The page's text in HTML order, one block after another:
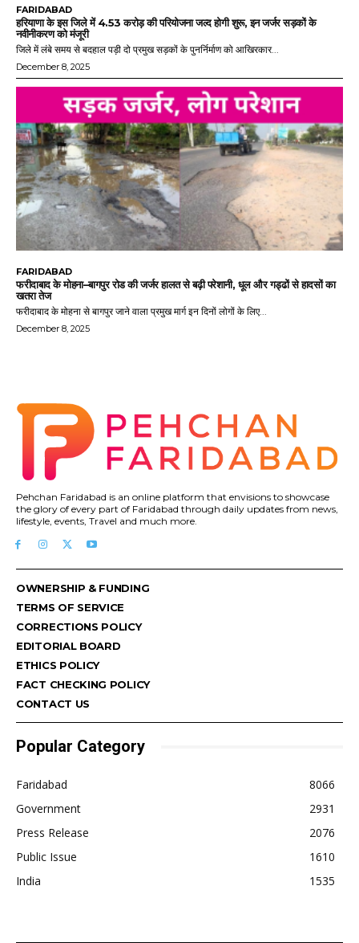
FARIDABAD
हरियाणा के इस जिले में 4.53 करोड़ की परियोजना जल्द होगी शुरू, इन जर्जर सड़कों के
नवीनीकरण को मंजूरी
जिले में लंबे समय से बदहाल पड़ी दो प्रमुख सड़कों के पुनर्निर्माण को आखिरकार...
December 8, 2025
FARIDABAD
फरीदाबाद के मोहना–बागपुर रोड की जर्जर हालत से बढ़ी परेशानी, धूल और गड्ढों से हादसों का
खतरा तेज
फरीदाबाद के मोहना से बागपुर जाने वाला प्रमुख मार्ग इन दिनों लोगों के लिए...
December 8, 2025
Pehchan Faridabad is an online platform that envisions to showcase
the glory of every part of Faridabad through daily updates from news,
lifestyle, events, Travel and much more.
OWNERSHIP & FUNDING
TERMS OF SERVICE
CORRECTIONS POLICY
EDITORIAL BOARD
ETHICS POLICY
FACT CHECKING POLICY
CONTACT US
Popular Category
Faridabad
8066
Government
2931
Press Release
2076
Public Issue
1610
India
1535